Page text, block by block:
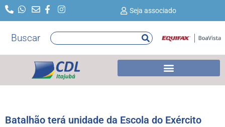
para
conteúdo
Seja associado
Buscar Pesquisar
Batalhão terá unidade da Escola do Exército